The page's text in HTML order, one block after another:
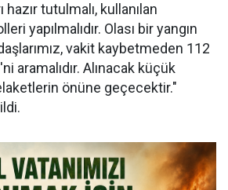
hazır tutulmalı, kullanılan
yapılmalıdır. Olası bir yangın
vakit kaybetmeden 112
aramalıdır. Alınacak küçük
önüne geçecektir."